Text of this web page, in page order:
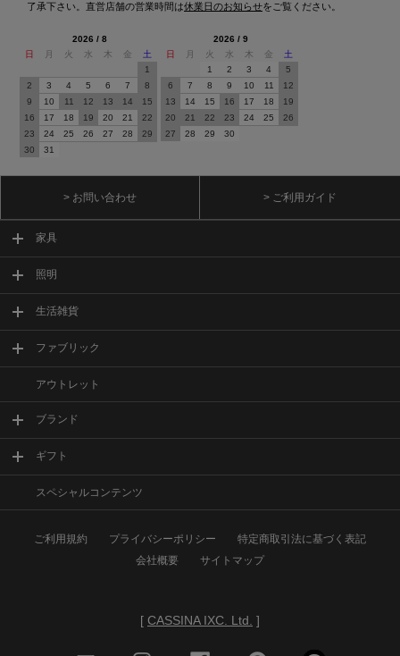
了承下さい。直営店舗の営業時間は休業日のお知らせをご覧ください。
2026 / 8
日
月 火 水 木 金
土
1
2
3 4 5 6 7
8
9
10 11 12 13 14
15
16
17 18 19 20 21
22
23
24 25 26 27 28
29
30
31
2026 / 9
日
月 火 水 木 金
土
1
2 3 4
5
6
7 8 9 10 11
12
13
14 15 16 17 18
19
20
21 22 23 24 25
26
27
28 29 30
> お問い合わせ > ご利用ガイド
家具
照明
生活雑貨
ファブリック
アウトレット
ブランド
ギフト
スペシャルコンテンツ
ご利用規約 プライバシーポリシー
特定商取引法に基づく表記
会社概要
サイトマップ
[ CASSINA IXC. Ltd. ]